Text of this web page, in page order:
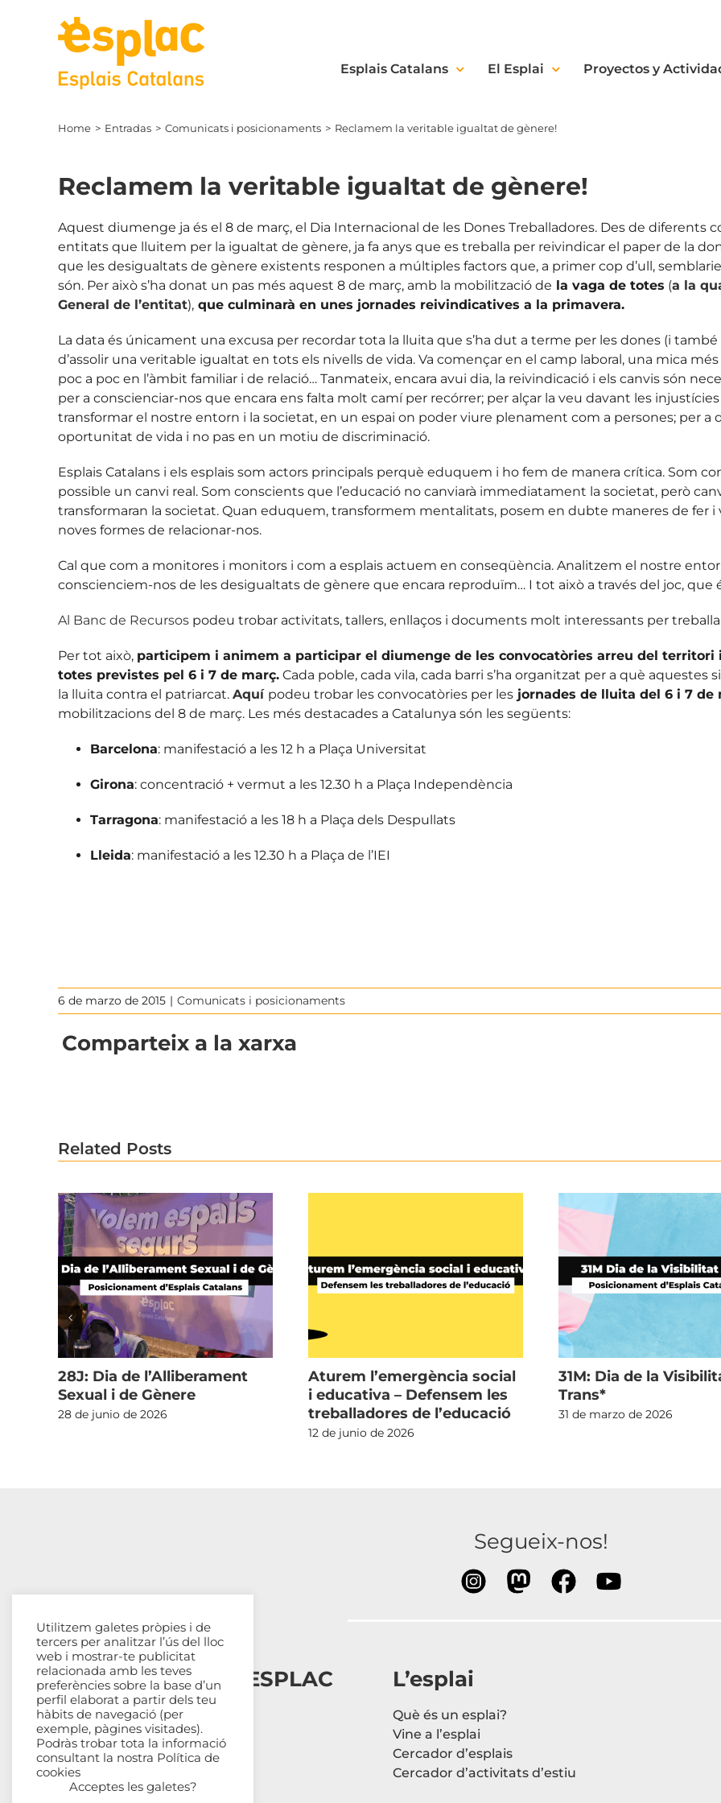
Esplais Catalans El Esplai Proyectos y
Home Entradas Comunicats i posicionaments Reclamem la veritable igualtat de gènere!
Reclamem la veritable igualtat de gènere!
Aquest diumenge ja és el 8 de març, el Dia Internacional de les Dones Treballadores. Des de diferents
entitats que lluitem per la igualtat de gènere, ja fa anys que es treballa per reivindicar el paper de la
que les desigualtats de gènere existents responen a múltiples factors que, a primer cop d’ull,
són. Per això s’ha donat un pas més aquest 8 de març, amb la mobilització de la vaga de totes (a la
General de l’entitat), que culminarà en unes jornades reivindicatives a la primavera.
La data és únicament una excusa per recordar tota la lluita que s’ha dut a terme per les dones (i
d’assolir una veritable igualtat en tots els nivells de vida. Va començar en el camp laboral, una mica
poc a poc en l’àmbit familiar i de relació… Tanmateix, encara avui dia, la reivindicació i els canvis són
per a conscienciar-nos que encara ens falta molt camí per recórrer; per alçar la veu davant les
transformar el nostre entorn i la societat, en un espai on poder viure plenament com a persones; per a
oportunitat de vida i no pas en un motiu de discriminació.
Esplais Catalans i els esplais som actors principals perquè eduquem i ho fem de manera crítica. Som
possible un canvi real. Som conscients que l’educació no canviarà immediatament la societat, però
transformaran la societat. Quan eduquem, transformem mentalitats, posem en dubte maneres de fer i
noves formes de relacionar-nos.
Cal que com a monitores i monitors i com a esplais actuem en conseqüència. Analitzem el nostre
conscienciem-nos de les desigualtats de gènere que encara reproduïm… I tot això a través del joc, que
Al Banc de Recursos podeu trobar activitats, tallers, enllaços i documents molt interessants per
Per tot això, participem i animem a participar el diumenge de les convocatòries arreu del
totes previstes pel 6 i 7 de març. Cada poble, cada vila, cada barri s’ha organitzat per a què
la lluita contra el patriarcat. Aquí podeu trobar les convocatòries per les jornades de lluita del 6 i 7 de
mobilitzacions del 8 de març. Les més destacades a Catalunya són les següents:
Barcelona: manifestació a les 12 h a Plaça Universitat
Girona: concentració + vermut a les 12.30 h a Plaça Independència
Tarragona: manifestació a les 18 h a Plaça dels Despullats
Lleida: manifestació a les 12.30 h a Plaça de l’IEI
6 de marzo de 2015 | Comunicats i posicionaments
Comparteix a la xarxa
Related Posts
28J: Dia de l’Alliberament
Sexual i de Gènere
28 de junio de 2026
Aturem l’emergència social
i educativa – Defensem les
treballadores de l’educació
12 de junio de 2026
31M: Dia de la
Trans*
31 de marzo de 2026
Segueix-nos!
Esplais Catalans, ESPLAC
Qui som
Com ens organitzem
Transparència
Fes-te sòcia
L’esplai
Què és un esplai?
Vine a l’esplai
Cercador d’esplais
Cercador d’activitats d’estiu
Utilitzem galetes pròpies i de
tercers per analitzar l’ús del lloc
web i mostrar-te publicitat
relacionada amb les teves
preferències sobre la base d’un
perfil elaborat a partir dels teu
hàbits de navegació (per
exemple, pàgines visitades).
Podràs trobar tota la informació
consultant la nostra Política de
cookies
Acceptes les galetes?